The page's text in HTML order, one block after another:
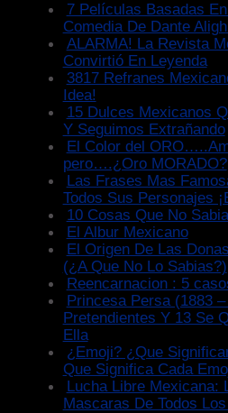
7 Películas Basadas
Comedia De Dante
ALARMA! La Revista
Convirtió En Leyenda
3817 Refranes
Idea!
15 Dulces Mexicanos
Y Seguimos Extrañando
El Color del
pero….¿Oro MORADO?
Las Frases Mas
Todos Sus Personajes
10 Cosas Que No
El Albur Mexicano
El Origen De Las
(¿A Que No Lo Sabias?)
Reencarnacion : 5
Princesa Persa (1883
Pretendientes Y 13 Se
Ella
¿Emoji? ¿Que
Que Significa Cada
Lucha Libre Mexicana:
Mascaras De Todos